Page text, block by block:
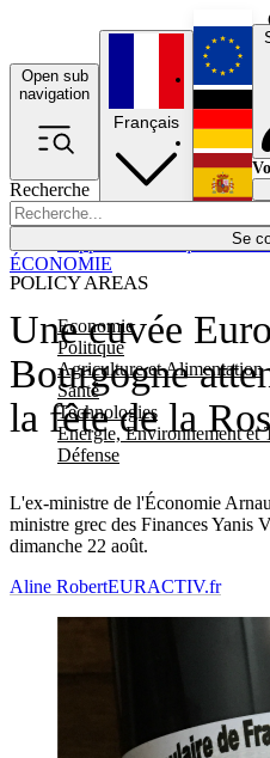
Open sub
navigation
Recherche
Se
POLICY AREAS
Economie
Politique
Agriculture et Alimentation
Santé
Technologies
Energie, Environnement et
Défense
Français
Une cuvée
Bourgogne
la fête de la
L'ex-ministre de l'Économie
ministre grec des Finances Yanis
dimanche 22 août.
ÉCONOMIE
Aline RobertEURACTIV.fr